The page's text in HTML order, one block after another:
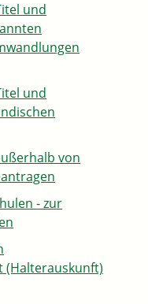
und
und
von
- zur
(Halterauskunft)